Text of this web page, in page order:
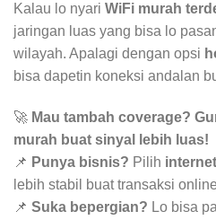
Kalau lo nyari WiFi murah
jaringan luas yang bisa lo
wilayah. Apalagi dengan opsi
bisa dapetin koneksi andalan
🚀 Mau tambah coverage?
murah buat sinyal lebih luas!
📌 Punya bisnis? Pilih
lebih stabil buat transaksi
📌 Suka bepergian? Lo bisa